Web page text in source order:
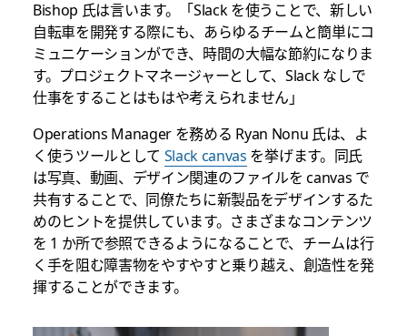
Bishop 氏は言います。「Slack を使うことで、新しい
自転車を開発する際にも、あらゆるチームと簡単にコ
ミュニケーションができ、時間の大幅な節約になりま
す。プロジェクトマネージャーとして、Slack なしで
仕事をすることはもはや考えられません」
Operations Manager を務める Ryan Nonu 氏は、よ
く使うツールとして Slack canvas を挙げます。同氏
は写真、動画、デザイン関連のファイルを canvas で
共有することで、同僚たちに新製品をデザインするた
めのヒントを提供しています。さまざまなコンテンツ
を 1 か所で参照できるようになることで、チームは行
く手を阻む障害物をやすやすと乗り越え、創造性を発
揮することができます。